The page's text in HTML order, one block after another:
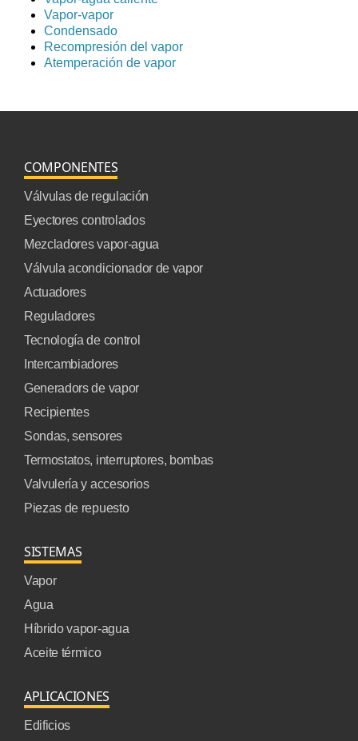
Vapor-vapor
Condensado
Recompresión del vapor
Atemperación de vapor
COMPONENTES
Válvulas de regulación
Eyectores controlados
Mezcladores vapor-agua
Válvula acondicionador de vapor
Actuadores
Reguladores
Tecnología de control
Intercambiadores
Generadors de vapor
Recipientes
Sondas, sensores
Termostatos, interruptores, bombas
Valvulería y accesorios
Piezas de repuesto
SISTEMAS
Vapor
Agua
Híbrido vapor-agua
Aceite térmico
APLICACIONES
Edificios